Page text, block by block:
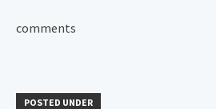
comments
POSTED UNDER